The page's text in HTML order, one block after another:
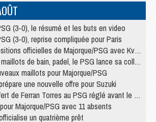
(3-0), le résumé et les buts en video
(3-0), reprise compliquée pour Paris
de Majorque/PSG avec Kvara et de nombreux jeunes
de bain, padel, le PSG lance sa collection été
maillots pour Majorque/PSG
une nouvelle offre pour Suzuki
de Ferran Torres au PSG réglé avant le 12 août ?
Majorque/PSG avec 11 absents
un quatrième prêt